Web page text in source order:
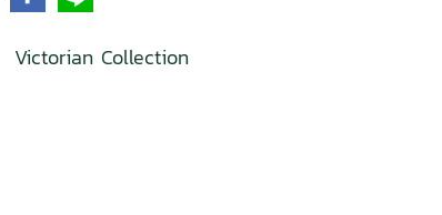
Victorian Collection